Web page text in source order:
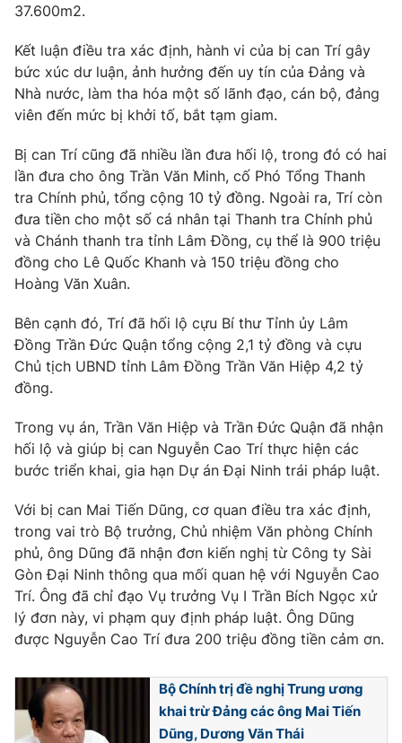
37.600m2.
Kết luận điều tra xác định, hành vi của bị can Trí gây
bức xúc dư luận, ảnh hưởng đến uy tín của Đảng và
Nhà nước, làm tha hóa một số lãnh đạo, cán bộ, đảng
viên đến mức bị khởi tố, bắt tạm giam.
Bị can Trí cũng đã nhiều lần đưa hối lộ, trong đó có hai
lần đưa cho ông Trần Văn Minh, cố Phó Tổng Thanh
tra Chính phủ, tổng cộng 10 tỷ đồng. Ngoài ra, Trí còn
đưa tiền cho một số cá nhân tại Thanh tra Chính phủ
và Chánh thanh tra tỉnh Lâm Đồng, cụ thể là 900 triệu
đồng cho Lê Quốc Khanh và 150 triệu đồng cho
Hoàng Văn Xuân.
Bên cạnh đó, Trí đã hối lộ cựu Bí thư Tỉnh ủy Lâm
Đồng Trần Đức Quận tổng cộng 2,1 tỷ đồng và cựu
Chủ tịch UBND tỉnh Lâm Đồng Trần Văn Hiệp 4,2 tỷ
đồng.
Trong vụ án, Trần Văn Hiệp và Trần Đức Quận đã nhận
hối lộ và giúp bị can Nguyễn Cao Trí thực hiện các
bước triển khai, gia hạn Dự án Đại Ninh trái pháp luật.
Với bị can Mai Tiến Dũng, cơ quan điều tra xác định,
trong vai trò Bộ trưởng, Chủ nhiệm Văn phòng Chính
phủ, ông Dũng đã nhận đơn kiến nghị từ Công ty Sài
Gòn Đại Ninh thông qua mối quan hệ với Nguyễn Cao
Trí. Ông đã chỉ đạo Vụ trưởng Vụ I Trần Bích Ngọc xử
lý đơn này, vi phạm quy định pháp luật. Ông Dũng
được Nguyễn Cao Trí đưa 200 triệu đồng tiền cảm ơn.
Bộ Chính trị đề nghị Trung ương
khai trừ Đảng các ông Mai Tiến
Dũng, Dương Văn Thái